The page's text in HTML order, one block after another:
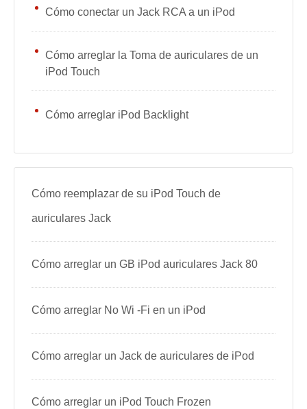
Cómo conectar un Jack RCA a un iPod
Cómo arreglar la Toma de auriculares de un
iPod Touch
Cómo arreglar iPod Backlight
Cómo reemplazar de su iPod Touch de
auriculares Jack
Cómo arreglar un GB iPod auriculares Jack 80
Cómo arreglar No Wi -Fi en un iPod
Cómo arreglar un Jack de auriculares de iPod
Cómo arreglar un iPod Touch Frozen